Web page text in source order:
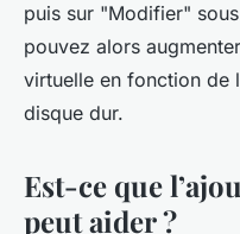
puis sur "Modifier"
pouvez alors
virtuelle en fonction de
disque dur.
Est-ce que
peut aider ?